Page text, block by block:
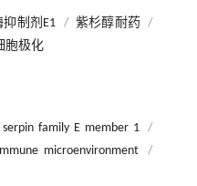
制剂E1 / 紫杉醇耐药
/
胞极化
serpin family E member 1
/
microenvironment
/